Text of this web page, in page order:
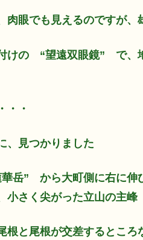
肉眼でも見えるのですが
けの “望遠双眼鏡” で、
・・
、見つかりました
岳” から大町側に右に伸
小さく尖がった立山の主
根と尾根が交差するとこ